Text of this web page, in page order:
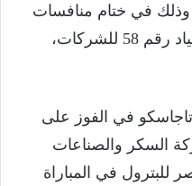
وذلك في ختام منافسات
كرة اليد الشاطئية ضمن الأولمبياد رقم 58 للشركات،
في الفوز على
السكر والصناعات
للبترول في المباراة